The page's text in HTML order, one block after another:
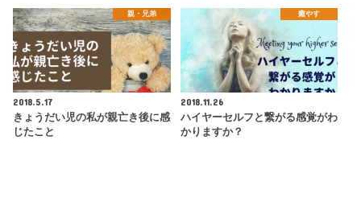
親・兄弟
2018.5.17
きょうだい児の私が親亡き後に感
じたこと
癒やす
2018.11.26
ハイヤーセルフと繋がる感覚がわ
かりますか？